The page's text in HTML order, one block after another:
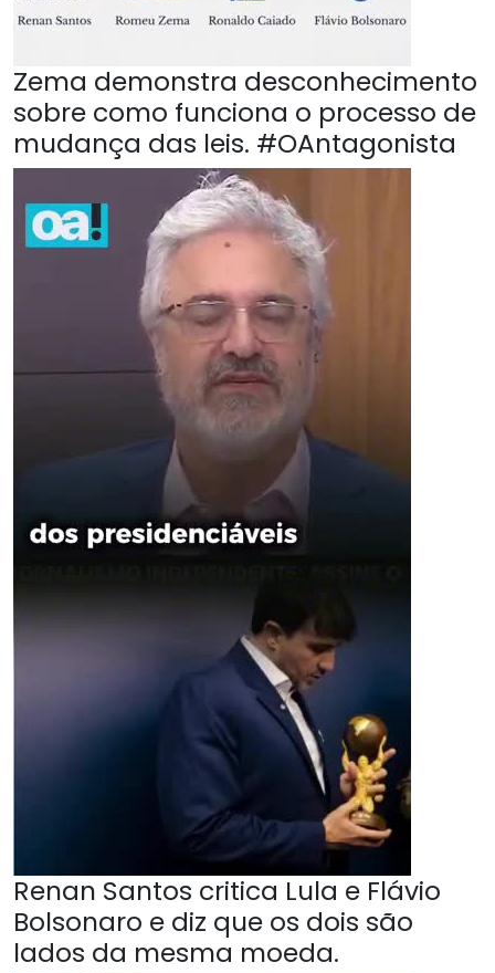
Zema demonstra desconhecimento
sobre como funciona o processo de
mudança das leis. #OAntagonista
Renan Santos critica Lula e Flávio
Bolsonaro e diz que os dois são
lados da mesma moeda.